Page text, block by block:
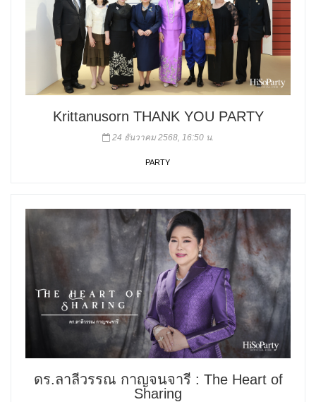
Krittanusorn THANK YOU PARTY
24 ธันวาคม 2568, 16:50 น.
PARTY
ดร.ลาลีวรรณ กาญจนจารี : The Heart of
Sharing